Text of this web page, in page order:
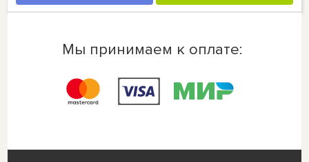
Мы принимаем к оплате: